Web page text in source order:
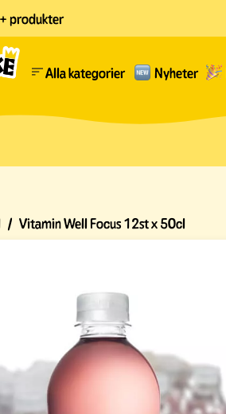
produkter
Alla kategorier Nyheter
/ Vitamin Well Focus 12st x 50cl